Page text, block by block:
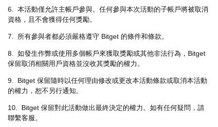
6. 本活動僅允許主帳戶參與。任何參與本次活動的子帳戶將被取消
資格，且不會獲得任何獎勵。
7. 所有參與者都必須嚴格遵守 Bitget 的條件和條款。
8. 如發生作弊或使用多個帳戶來獲取獎勵或其他非法行為， Bitget
保留取消相關用戶資格並沒收其獎勵的權力。
9. Bitget 保留隨時以任何理由修改或更改本活動條款或取消本活動
的權力，恕不另行通知。
10. Bitget 保留對此活動做出最終決定的權力。如有任何疑問，請
聯繫客服。